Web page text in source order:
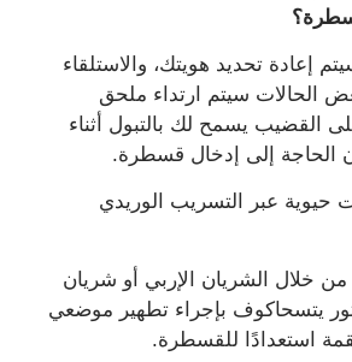
إعادة تحديد هويتك، والاستلقاء
الحالات سيتم ارتداء ملحق
القضيب يسمح لك بالتبول أثناء
الحاجة إلى إدخال قسطرة.
عبر التسريب الوريدي
خلال الشريان الإربي أو شريان
يتسحاكوف بإجراء تطهير موضعي
استعدادًا للقسطرة.